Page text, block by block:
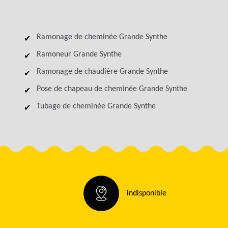
Ramonage de cheminée Grande Synthe
Ramoneur Grande Synthe
Ramonage de chaudière Grande Synthe
Pose de chapeau de cheminée Grande Synthe
Tubage de cheminée Grande Synthe
indisponible